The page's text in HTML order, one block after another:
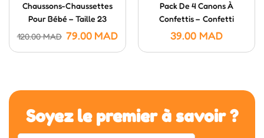
Chaussons-Chaussettes
Pour Bébé – Taille 23
120.00MAD 79.00 MAD
Pack De 4 Canons À
Confettis – Confetti
Poppers (20 Cm)
39.00 MAD
Soyez le premier à savoir ?